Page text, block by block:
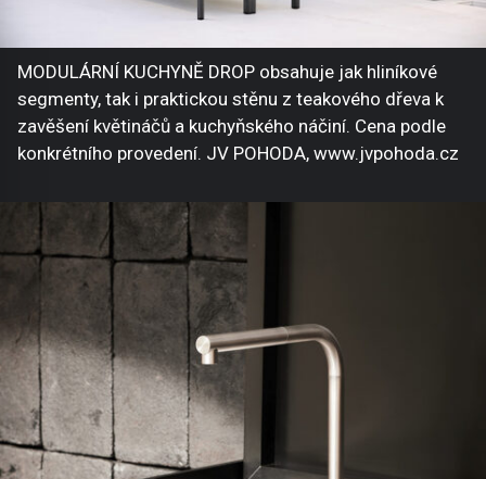
MODULÁRNÍ KUCHYNĚ DROP obsahuje jak hliníkové
segmenty, tak i praktickou stěnu z teakového dřeva k
zavěšení květináčů a kuchyňského náčiní. Cena podle
konkrétního provedení. JV POHODA, www.jvpohoda.cz